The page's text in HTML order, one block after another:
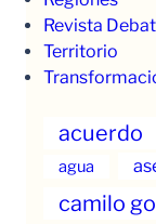
Revista
Territorio
acuerdo
agua
camilo